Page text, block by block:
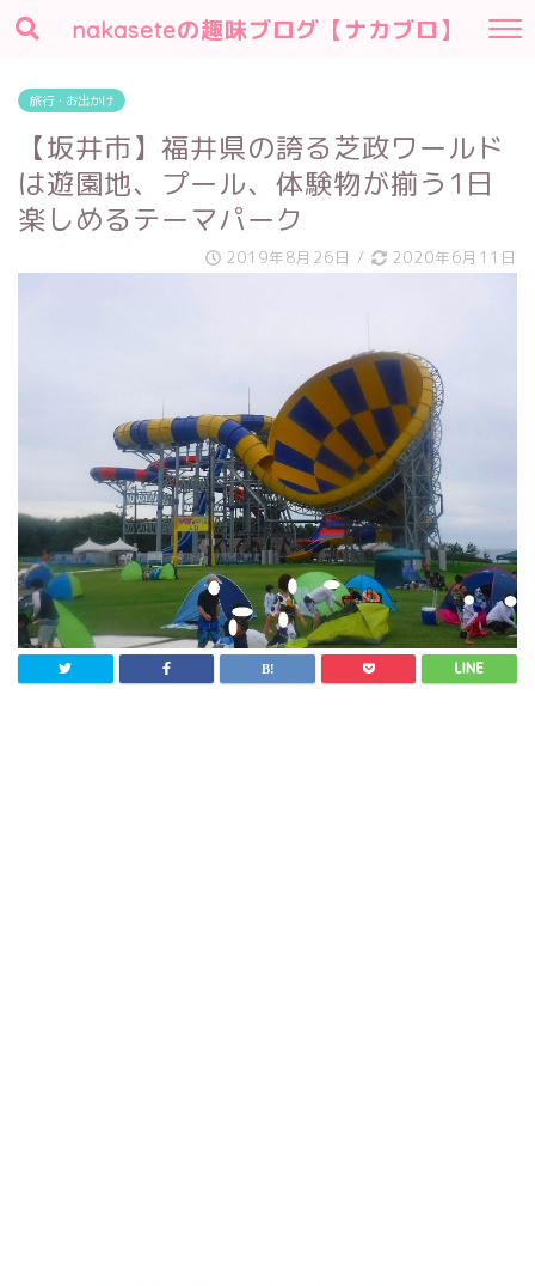
nakaseteの趣味ブログ【ナカブロ】
旅行・お出かけ
【坂井市】福井県の誇る芝政ワールド
は遊園地、プール、体験物が揃う1日
楽しめるテーマパーク
2019年8月26日 / 2020年6月11日